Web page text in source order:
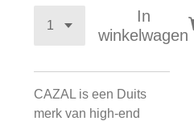
In
winkelwagen
CAZAL is een Duits
merk van high-end